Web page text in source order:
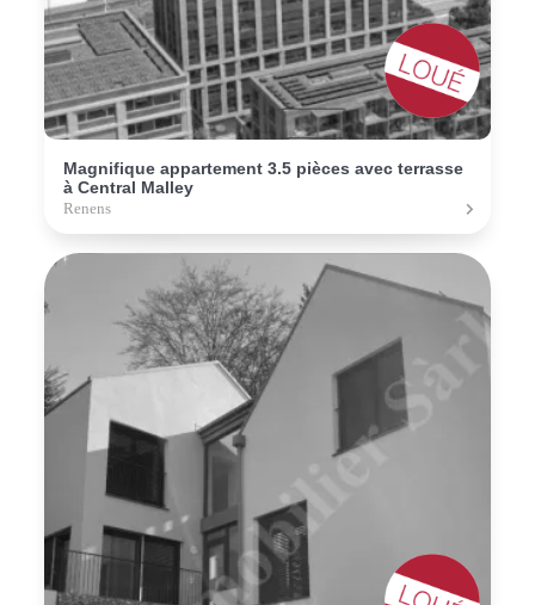
Magnifique appartement 3.5 pièces avec terrasse
à Central Malley
Renens